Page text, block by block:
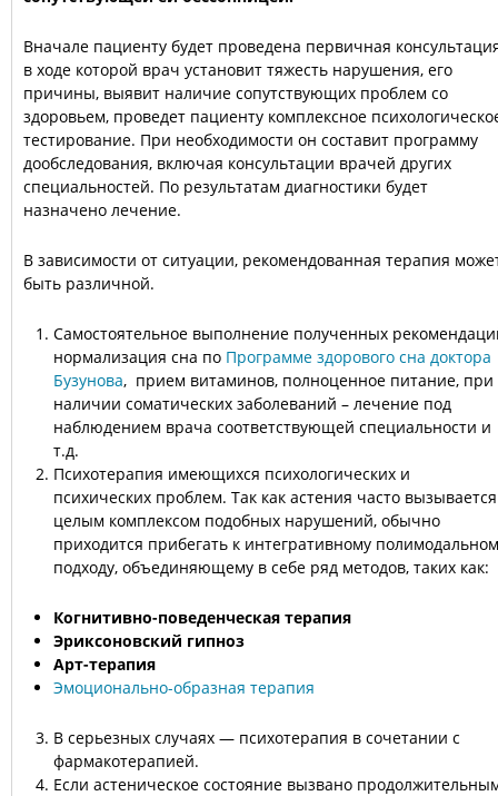
Вначале пациенту будет проведена первичная
в ходе которой врач установит тяжесть нарушения, его
причины, выявит наличие сопутствующих проблем со
здоровьем, проведет пациенту комплексное
тестирование. При необходимости он составит программу
дообследования, включая консультации врачей других
специальностей. По результатам диагностики будет
назначено лечение.
В зависимости от ситуации, рекомендованная терапия
быть различной.
Самостоятельное выполнение полученных
нормализация сна по Программе здорового сна доктора
Бузунова, прием витаминов, полноценное питание, при
наличии соматических заболеваний – лечение под
наблюдением врача соответствующей специальности и
т.д.
Психотерапия имеющихся психологических и
психических проблем. Так как астения часто вызывается
целым комплексом подобных нарушений, обычно
приходится прибегать к интегративному
подходу, объединяющему в себе ряд методов, таких как:
Когнитивно-поведенческая терапия
Эриксоновский гипноз
Арт-терапия
Эмоционально-образная терапия
В серьезных случаях — психотерапия в сочетании с
фармакотерапией.
Если астеническое состояние вызвано